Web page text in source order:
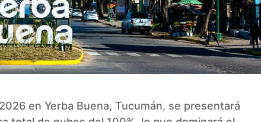
en Yerba Buena, Tucumán, se presentará